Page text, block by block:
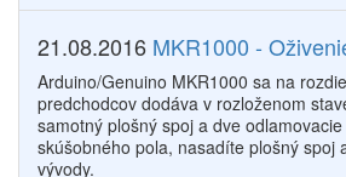
21.08.2016 MKR1000 -
Arduino/Genuino MKR1000 sa na
predchodcov dodáva v rozloženom
samotný plošný spoj a dve
skúšobného pola, nasadíte plošný spoj
vývody.